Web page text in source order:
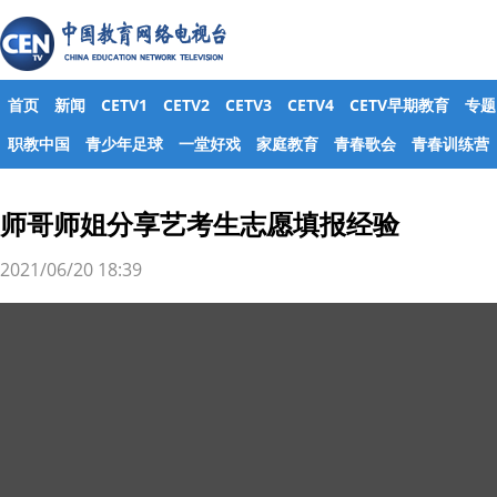
首页 新闻 CETV1 CETV2 CETV3 CETV4 CETV早期教育
专题
职教中国
青少年足球 一堂好戏 家庭教育 青春歌会 青春训练营
师哥师姐分享艺考生志愿填报经验
2021/06/20 18:39